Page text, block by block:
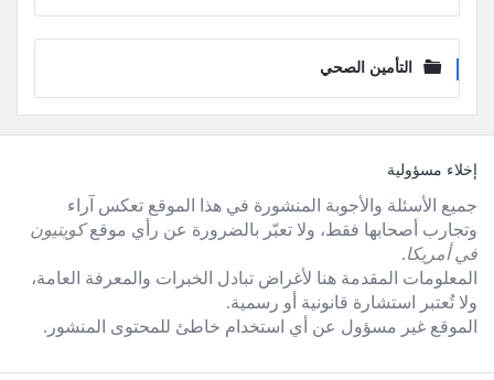
التأمين الصحي
الفوترإخلاء مسؤولية
جميع الأسئلة والأجوبة المنشورة في هذا الموقع تعكس آراء
وتجارب أصحابها فقط، ولا تعبّر بالضرورة عن رأي موقعكويتيون
في أمريكا.
المعلومات المقدمة هنا لأغراض تبادل الخبرات والمعرفة العامة،
ولا تُعتبر استشارة قانونية أو رسمية.
الموقع غير مسؤول عن أي استخدام خاطئ للمحتوى المنشور.